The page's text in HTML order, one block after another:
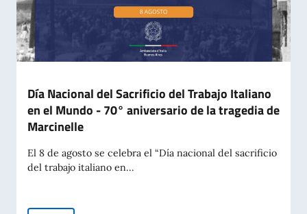
Día Nacional del Sacrificio del Trabajo Italiano
en el Mundo - 70° aniversario de la tragedia de
Marcinelle
El 8 de agosto se celebra el “Día nacional del sacrificio
del trabajo italiano en...